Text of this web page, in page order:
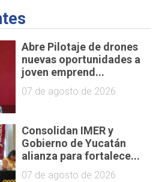
Abre Pilotaje de drones
nuevas oportunidades a
joven emprend...
07 de agosto de 2026
Consolidan IMER y
Gobierno de Yucatán
alianza para fortalece...
07 de agosto de 2026